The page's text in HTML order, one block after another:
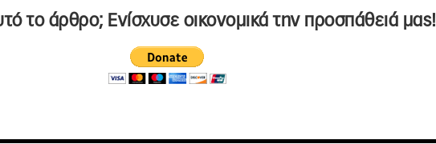
το άρθρο; Ενίσχυσε οικονομικά την προσπάθειά μας!